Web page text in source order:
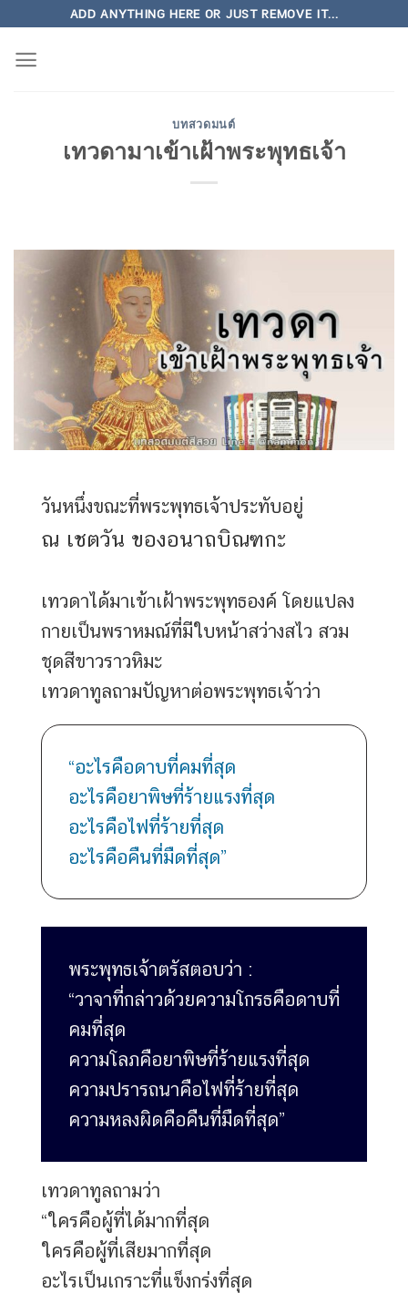
content
ADD ANYTHING HERE OR JUST REMOVE IT...
บทสวดมนต์
เทวดามาเข้าเฝ้าพระพุทธเจ้า
วันหนึ่งขณะที่พระพุทธเจ้าประทับอยู่
ณ เชตวัน ของอนาถบิณฑกะ
เทวดาได้มาเข้าเฝ้าพระพุทธองค์ โดยแปลง
กายเป็นพราหมณ์ที่มีใบหน้าสว่างสไว สวม
ชุดสีขาวราวหิมะ
เทวดาทูลถามปัญหาต่อพระพุทธเจ้าว่า
“อะไรคือดาบที่คมที่สุด
อะไรคือยาพิษที่ร้ายแรงที่สุด
อะไรคือไฟที่ร้ายที่สุด
อะไรคือคืนที่มืดที่สุด”
พระพุทธเจ้าตรัสตอบว่า :
“วาจาที่กล่าวด้วยความโกรธคือดาบที่
คมที่สุด
ความโลภคือยาพิษที่ร้ายแรงที่สุด
ความปรารถนาคือไฟที่ร้ายที่สุด
ความหลงผิดคือคืนที่มืดที่สุด”
เทวดาทูลถามว่า
“ใครคือผู้ที่ได้มากที่สุด
ใครคือผู้ที่เสียมากที่สุด
อะไรเป็นเกราะที่แข็งกร่งที่สุด